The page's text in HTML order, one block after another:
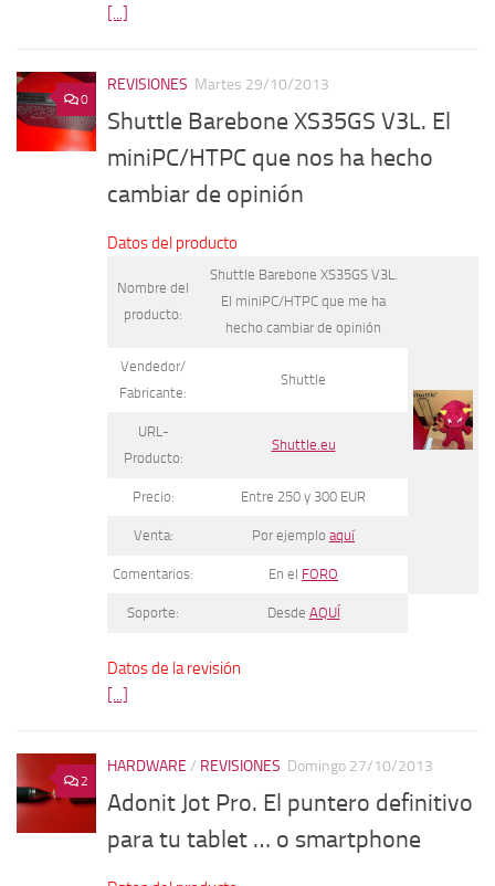
[...]
0
REVISIONES Martes 29/10/2013
Shuttle Barebone XS35GS V3L. El
miniPC/HTPC que nos ha hecho
cambiar de opinión
Datos del producto
Nombre del
producto:
Shuttle Barebone XS35GS V3L.
El miniPC/HTPC que me ha
hecho cambiar de opinión
Vendedor/
Fabricante:
Shuttle
URL-
Producto:
Shuttle.eu
Precio: Entre 250 y 300 EUR
Venta: Por ejemplo aquí
Comentarios: En el FORO
Soporte: Desde AQUÍ
Datos de la revisión
[...]
2
HARDWARE / REVISIONES Domingo 27/10/2013
Adonit Jot Pro. El puntero definitivo
para tu tablet … o smartphone